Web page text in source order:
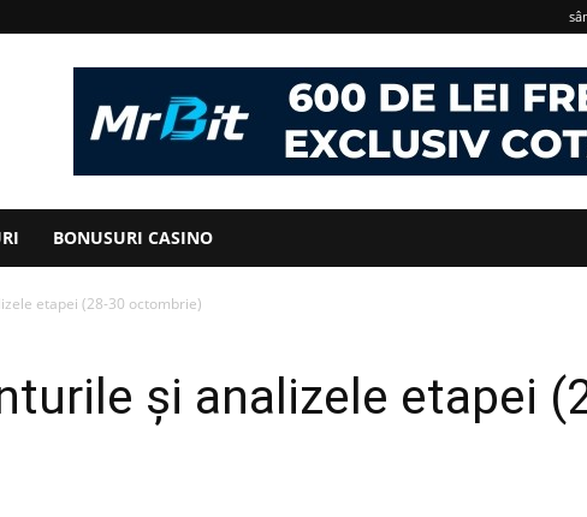
BONUSURI CASINO
etapei (28-30 octombrie)
și analizele etapei